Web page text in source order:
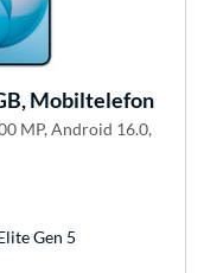
Mobiltelefon
MP, Android 16.0,
Gen 5